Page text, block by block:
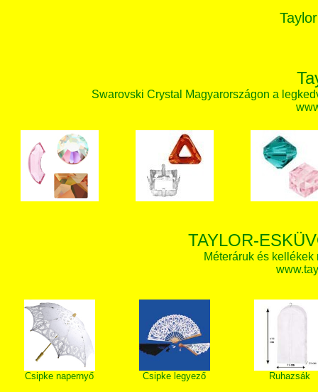
Swarovski Crystal Magyarországon a
TAYLOR-
Méteráruk és
Csipke napernyő Csipke legyező Ruhazsák